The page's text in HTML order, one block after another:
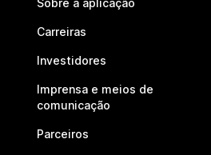
Sobre a aplicação
Carreiras
Investidores
Imprensa e meios de
comunicação
Parceiros